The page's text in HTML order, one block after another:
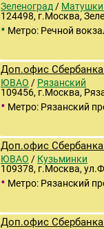
Зеленоград /
124498, г.Москва,
• Метро: Речной
Доп.офис
ЮВАО / Рязанский
109456, г.Москва,
• Метро: Рязанский
Доп.офис
ЮВАО / Кузьминки
109378, г.Москва,
• Метро: Рязанский
Доп.офис